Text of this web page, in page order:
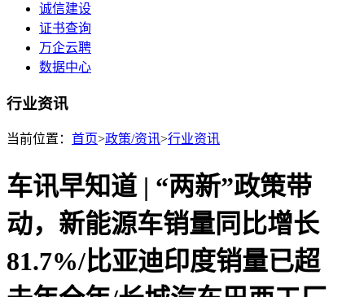
诚信建设
证书查询
万企云聘
数据中心
行业资讯
当前位置： 首页>政策/资讯>行业资讯
车讯早知道 | “两新”政策带
动，新能源车销量同比增长
81.7%/比亚迪印度销量已超